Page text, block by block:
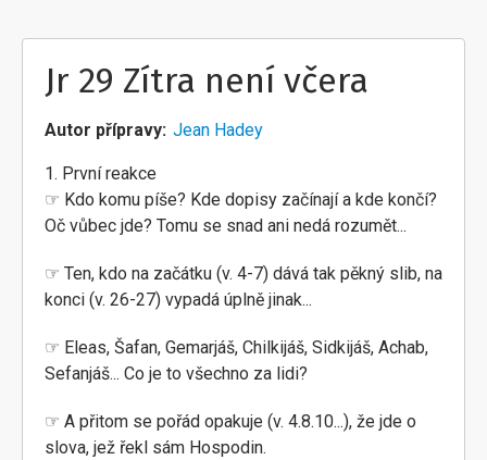
Jr 29 Zítra není včera
Autor přípravy Jean Hadey
1. První reakce
☞ Kdo komu píše? Kde dopisy začínají a kde končí?
Oč vůbec jde? Tomu se snad ani nedá rozumět...
☞ Ten, kdo na začátku (v. 4-7) dává tak pěkný slib, na
konci (v. 26-27) vypadá úplně jinak...
☞ Eleas, Šafan, Gemarjáš, Chilkijáš, Sidkijáš, Achab,
Sefanjáš... Co je to všechno za lidi?
☞ A přitom se pořád opakuje (v. 4.8.10...), že jde o
slova, jež řekl sám Hospodin.